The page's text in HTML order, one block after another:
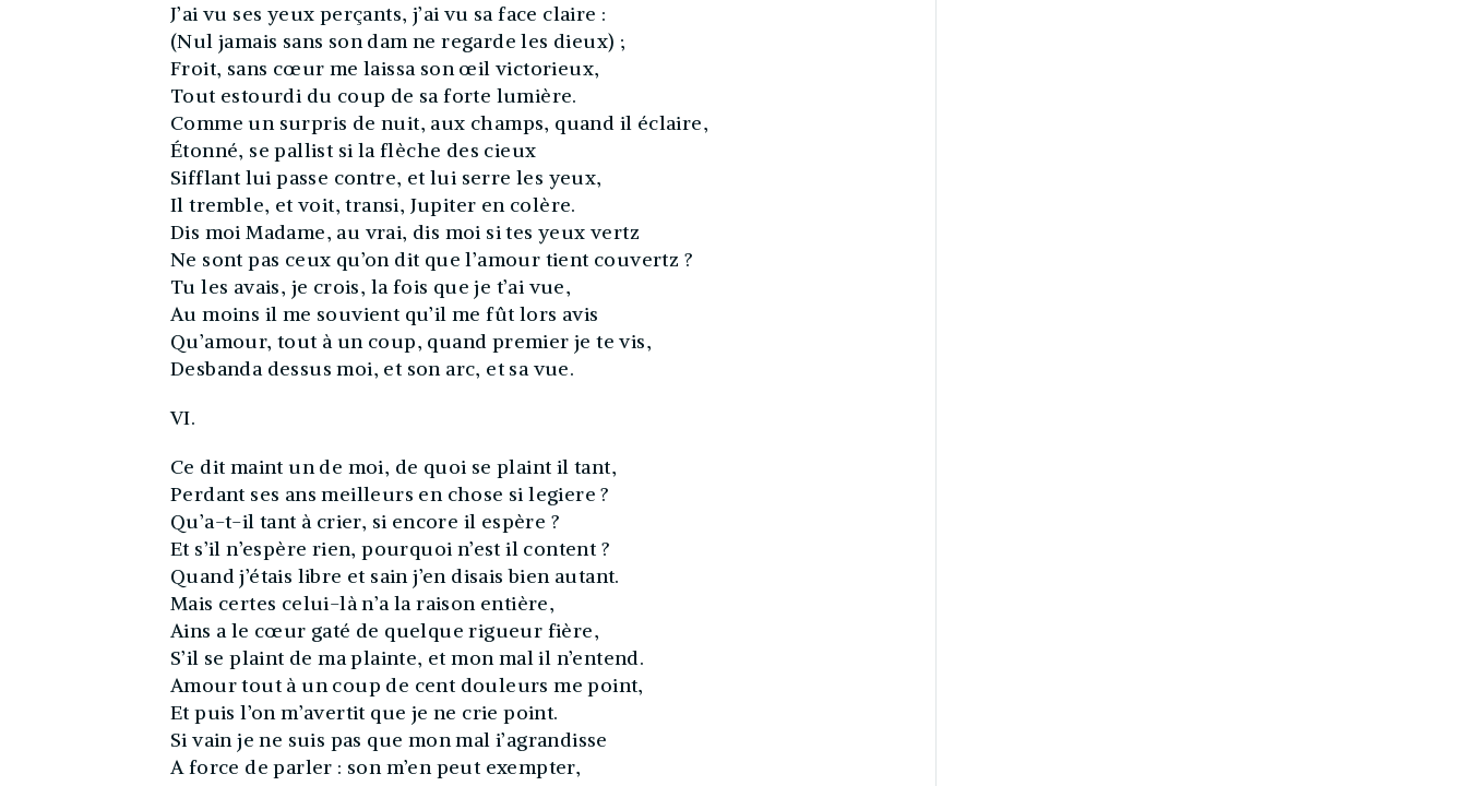
J’ai vu ses yeux perçants, j’ai vu sa face claire :
(Nul jamais sans son dam ne regarde les dieux) ;
Froit, sans cœur me laissa son œil victorieux,
Tout estourdi du coup de sa forte lumière.
Comme un surpris de nuit, aux champs, quand il éclaire,
Étonné, se pallist si la flèche des cieux
Sifflant lui passe contre, et lui serre les yeux,
Il tremble, et voit, transi, Jupiter en colère.
Dis moi Madame, au vrai, dis moi si tes yeux vertz
Ne sont pas ceux qu’on dit que l’amour tient couvertz ?
Tu les avais, je crois, la fois que je t’ai vue,
Au moins il me souvient qu’il me fût lors avis
Qu’amour, tout à un coup, quand premier je te vis,
Desbanda dessus moi, et son arc, et sa vue.
VI.
Ce dit maint un de moi, de quoi se plaint il tant,
Perdant ses ans meilleurs en chose si legiere ?
Qu’a-t-il tant à crier, si encore il espère ?
Et s’il n’espère rien, pourquoi n’est il content ?
Quand j’étais libre et sain j’en disais bien autant.
Mais certes celui-là n’a la raison entière,
Ains a le cœur gaté de quelque rigueur fière,
S’il se plaint de ma plainte, et mon mal il n’entend.
Amour tout à un coup de cent douleurs me point,
Et puis l’on m’avertit que je ne crie point.
Si vain je ne suis pas que mon mal i’agrandisse
A force de parler : son m’en peut exempter,